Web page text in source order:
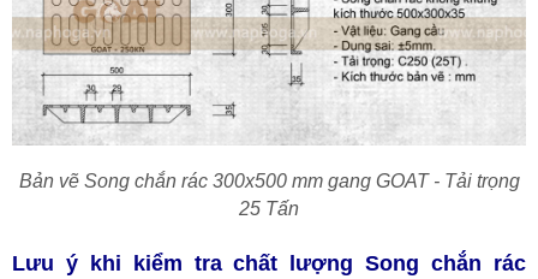
Bản vẽ Song chắn rác 300x500 mm gang GOAT - Tải trọng
25 Tấn
Lưu ý khi kiểm tra chất lượng Song chắn rác